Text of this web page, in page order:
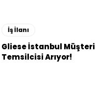
İş İlanı
Gliese İstanbul Müşteri
Temsilcisi Arıyor!